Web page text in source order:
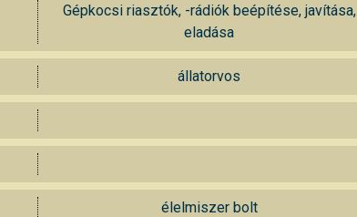
Gépkocsi riasztók, -rádiók beépítése, javítása,
eladása
állatorvos
élelmiszer bolt